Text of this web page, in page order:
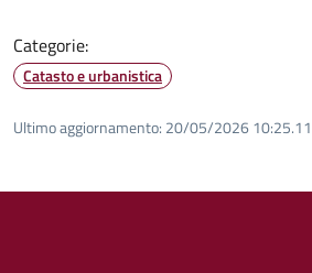
Categorie:
Catasto e urbanistica
Ultimo aggiornamento: 20/05/2026 10:25.11